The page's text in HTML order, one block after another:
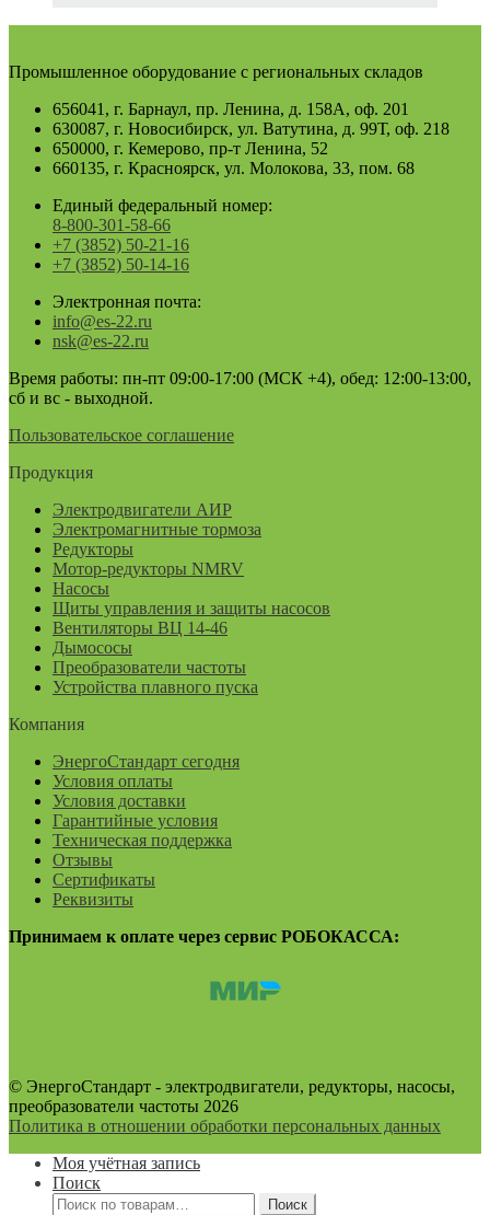
Промышленное оборудование с региональных складов
656041, г. Барнаул, пр. Ленина, д. 158А, оф. 201
630087, г. Новосибирск, ул. Ватутина, д. 99Т, оф. 218
650000, г. Кемерово, пр-т Ленина, 52
660135, г. Красноярск, ул. Молокова, 33, пом. 68
Единый федеральный номер:
8-800-301-58-66
+7 (3852) 50-21-16
+7 (3852) 50-14-16
Электронная почта:
info@es-22.ru
nsk@es-22.ru
Время работы: пн-пт 09:00-17:00 (МСК +4), обед: 12:00-13:00,
сб и вс - выходной.
Пользовательское соглашение
Продукция
Электродвигатели АИР
Электромагнитные тормоза
Редукторы
Мотор-редукторы NMRV
Насосы
Щиты управления и защиты насосов
Вентиляторы ВЦ 14-46
Дымососы
Преобразователи частоты
Устройства плавного пуска
Компания
ЭнергоСтандарт сегодня
Условия оплаты
Условия доставки
Гарантийные условия
Техническая поддержка
Отзывы
Сертификаты
Реквизиты
Принимаем к оплате через сервис РОБОКАССА:
© ЭнергоСтандарт - электродвигатели, редукторы, насосы,
преобразователи частоты 2026
Политика в отношении обработки персональных данных
Моя учётная запись
Поиск
Искать:
Поиск